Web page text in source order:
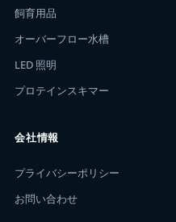
飼育用品
オーバーフロー水槽
LED 照明
プロテインスキマー
会社情報
プライバシーポリシー
お問い合わせ